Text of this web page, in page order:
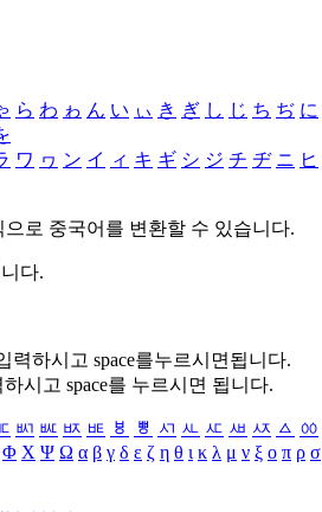
ら わ ゎ ん い ぃ き ぎ し じ ち ぢ に
ワ ヮ ン イ ィ キ ギ シ ジ チ ヂ ニ ヒ
로 중국어를 변환할 수 있습니다.
다.
력하시고 space를누르시면됩니다.
시고 space를 누르시면 됩니다.
ㅴ ㅵ ㅶ ㅷ ㅸ ㅹ ㅺ ㅻ ㅼ ㅽ ㅾ ㅿ ㆀ
Φ Χ Ψ Ω α β γ δ ε ζ η θ ι κ λ μ ν ξ ο π ρ σ